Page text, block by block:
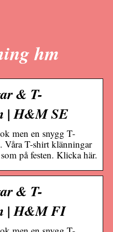
hm
& T-
| H&M SE
men en snygg T-
T-shirt klänningar
på festen. Klicka här.
& T-
| H&M FI